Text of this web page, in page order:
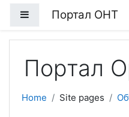
Side panel
Портал ОНТ
Портал
Home Site pages